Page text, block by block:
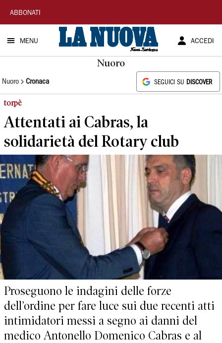
La
Nuova
Sardegna
ABBONATI
MENU ACCEDI
Nuoro
Nuoro Cronaca SEGUICI SU DISCOVER
torpè
Attentati ai Cabras, la
solidarietà del Rotary club
Proseguono le indagini delle forze
dell’ordine per fare luce sui due recenti atti
intimidatori messi a segno ai danni del
medico Antonello Domenico Cabras e al